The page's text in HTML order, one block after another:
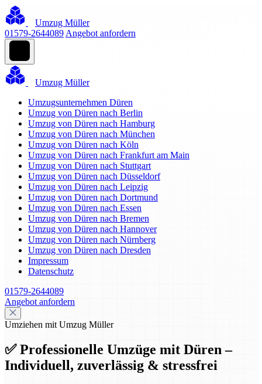
Umzug Müller
01579-2644089 Angebot anfordern
Umzug Müller
Umzugsunternehmen Düren
Umzug von Düren nach Berlin
Umzug von Düren nach Hamburg
Umzug von Düren nach München
Umzug von Düren nach Köln
Umzug von Düren nach Frankfurt am Main
Umzug von Düren nach Stuttgart
Umzug von Düren nach Düsseldorf
Umzug von Düren nach Leipzig
Umzug von Düren nach Dortmund
Umzug von Düren nach Essen
Umzug von Düren nach Bremen
Umzug von Düren nach Hannover
Umzug von Düren nach Nürnberg
Umzug von Düren nach Dresden
Impressum
Datenschutz
01579-2644089
Angebot anfordern
Umziehen mit Umzug Müller
✅ Professionelle Umzüge mit Düren –
Individuell, zuverlässig & stressfrei